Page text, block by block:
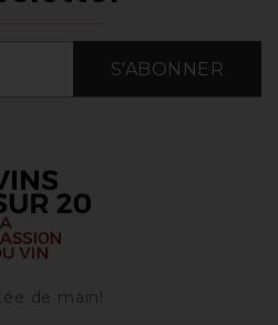
S'ABONNER
de main‎!